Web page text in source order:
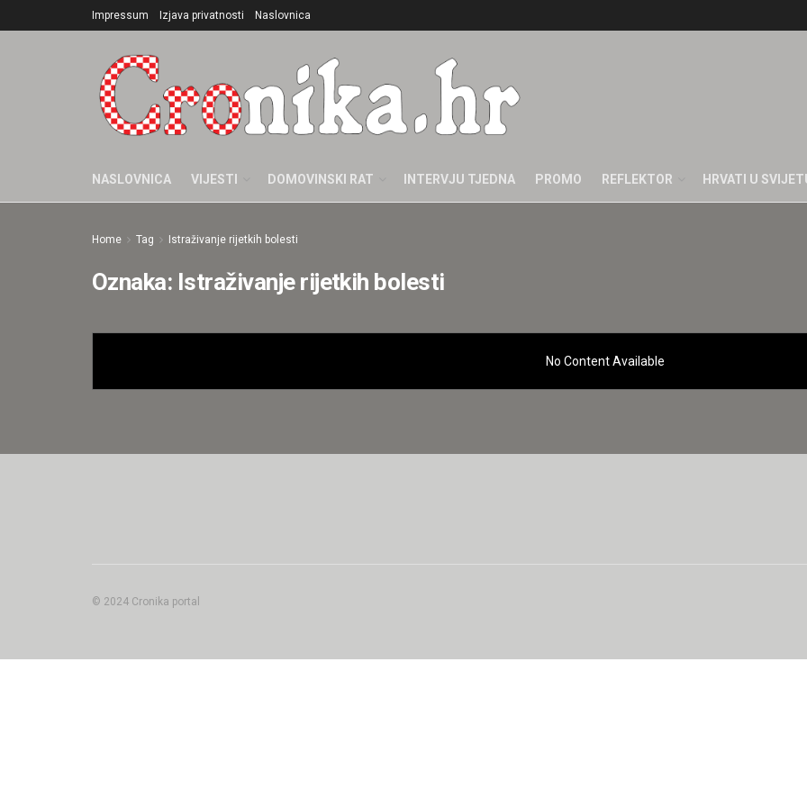
Impressum Izjava privatnosti Naslovnica
NASLOVNICA VIJESTI DOMOVINSKI RAT INTERVJU TJEDNA PROMO REFLEKTOR HRVATI U
Home Tag Istraživanje rijetkih bolesti
Oznaka: Istraživanje rijetkih bolesti
No Content Available
© 2024 Cronika portal